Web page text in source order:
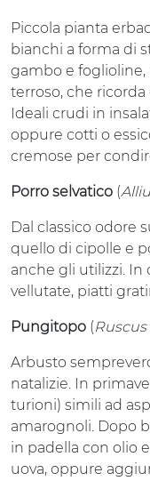
Piccola pianta
bianchi a forma di
gambo e foglioline,
terroso, che
Ideali crudi in
oppure cotti o
cremose per
Porro selvatico (
Dal classico odore
quello di cipolle e
anche gli utilizzi. In
vellutate, piatti
Pungitopo (
Arbusto
natalizie. In
turioni) simili ad
amarognoli. Dopo
in padella con olio
uova, oppure